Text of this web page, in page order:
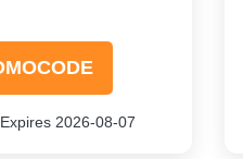
2026-08-07